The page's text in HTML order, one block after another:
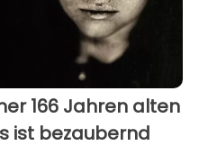
166 Jahren alten
ist bezaubernd